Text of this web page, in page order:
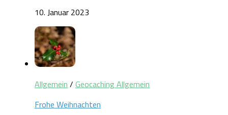
10. Januar 2023
Allgemein / Geocaching Allgemein
Frohe Weihnachten